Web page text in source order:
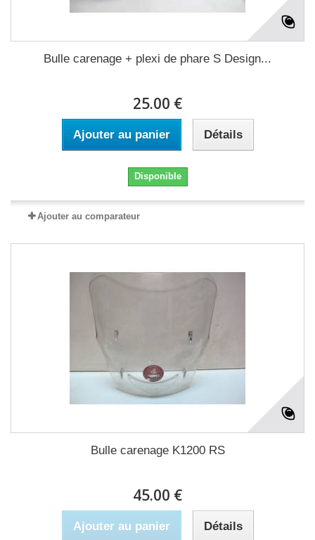
Bulle carenage + plexi de phare S Design...
25.00 €
Ajouter au panier Détails
Disponible
Ajouter au comparateur
Bulle carenage K1200 RS
45.00 €
Ajouter au panier Détails